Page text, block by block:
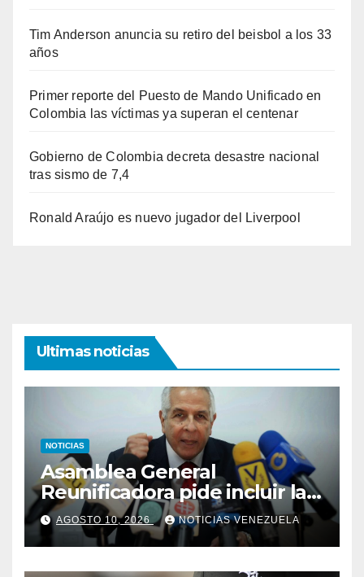
Tim Anderson anuncia su retiro del beisbol a los 33
años
Primer reporte del Puesto de Mando Unificado en
Colombia las víctimas ya superan el centenar
Gobierno de Colombia decreta desastre nacional
tras sismo de 7,4
Ronald Araújo es nuevo jugador del Liverpool
Ultimas noticias
NOTICIAS
Asamblea General
Reunificadora pide incluir las
PASO en la agenda de
transición
AGOSTO 10, 2026 NOTICIAS VENEZUELA